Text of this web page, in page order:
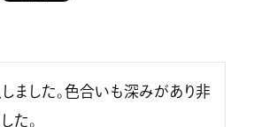
ました。色合いも深みがあり非
た。